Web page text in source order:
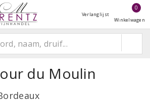
Verlanglijst
0
Winkelwagen
du Moulin